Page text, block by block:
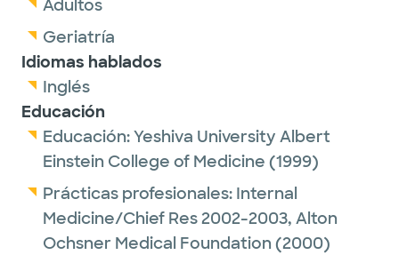
Adultos
Geriatría
Idiomas hablados
Inglés
Educación
Educación:Yeshiva University Albert
Einstein College of Medicine (1999)
Prácticas profesionales: Internal
Medicine/Chief Res 2002-2003, Alton
Ochsner Medical Foundation (2000)